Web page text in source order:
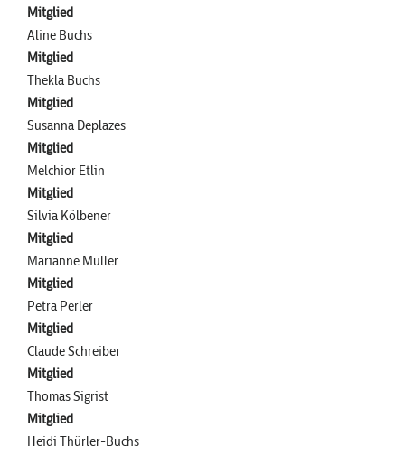
Mitglied
Aline Buchs
Mitglied
Thekla Buchs
Mitglied
Susanna Deplazes
Mitglied
Melchior Etlin
Mitglied
Silvia Kölbener
Mitglied
Marianne Müller
Mitglied
Petra Perler
Mitglied
Claude Schreiber
Mitglied
Thomas Sigrist
Mitglied
Heidi Thürler-Buchs